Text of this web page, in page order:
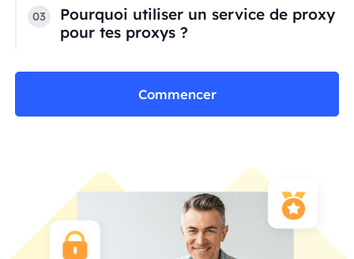
03
Pourquoi utiliser un service de proxy
pour tes proxys ?
Commencer